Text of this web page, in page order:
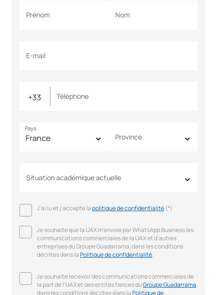
Prénom Nom
E-mail
Téléphone
Pays
Province
Situation académique actuelle
J'ai lu et j'accepte lapolitique de confidentialité(*)
Je souhaite que la UAX m'envoie par WhatsApp Business les
communications commerciales de la UAX et d'autres
entreprises du Groupe Guadarrama, dans les conditions
décrites dans laPolitique de confidentialité.
Je souhaite recevoir des communications commerciales de
la part de l'UAX et des entités tierces duGroupe Guadarrama
dans les conditions décrites dans laPolitique de